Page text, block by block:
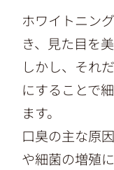
ホワイトニン
き、見た目を
しかし、それ
にすることで
ます。
口臭の主な原
や細菌の増殖